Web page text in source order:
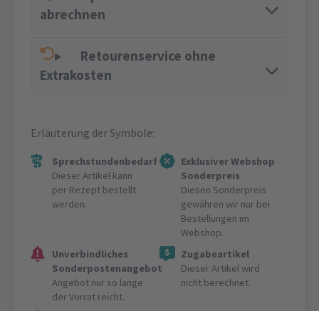
abrechnen
Retourenservice ohne
Extrakosten
Erläuterung der Symbole:
Sprechstundenbedarf
Dieser Artikel kann
per Rezept bestellt
werden.
Exklusiver Webshop
Sonderpreis
Diesen Sonderpreis
gewähren wir nur bei
Bestellungen im
Webshop.
Unverbindliches
Sonderpostenangebot
Angebot nur so lange
der Vorrat reicht.
Zugabeartikel
Dieser Artikel wird
nicht berechnet.